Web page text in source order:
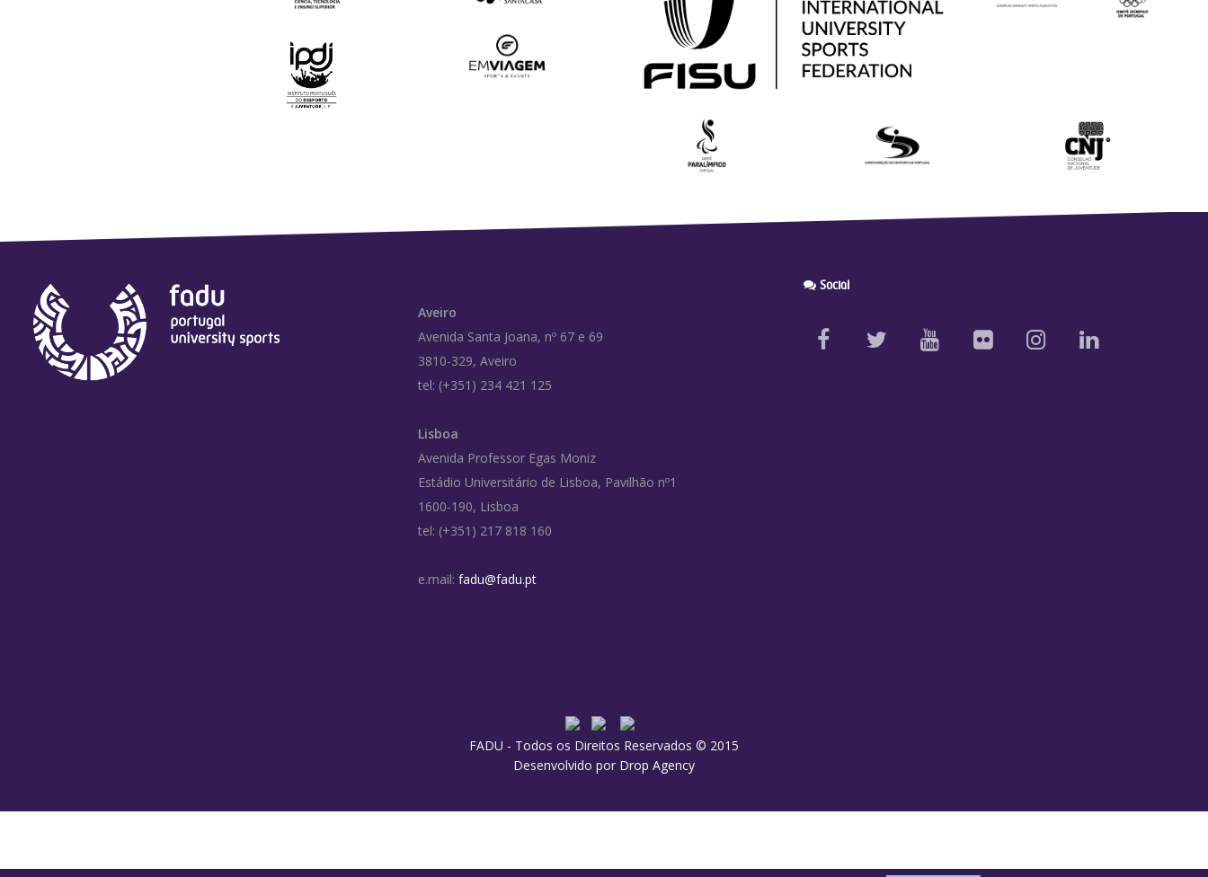
Aveiro
Avenida Santa Joana, nº 67 e 69
3810-329, Aveiro
tel: (+351) 234 421 125
Lisboa
Avenida Professor Egas Moniz
Estádio Universitário de Lisboa, Pavilhão nº1
1600-190, Lisboa
tel: (+351) 217 818 160
e.mail: fadu@fadu.pt
Social
FADU - Todos os Direitos Reservados © 2015
Desenvolvido por Drop Agency